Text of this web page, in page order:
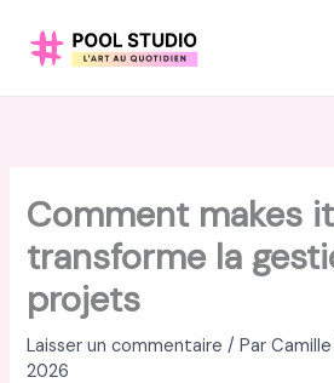
Comment makes
transforme la
projets
Laisser un commentaire / Par
2026